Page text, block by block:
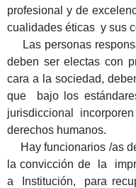
profesional y de
cualidades éticas y sus
Las personas
deben ser electas con
cara a la sociedad,
que bajo los
jurisdiccional
derechos humanos.
Hay funcionarios /as
la convicción de la
a Institución, para